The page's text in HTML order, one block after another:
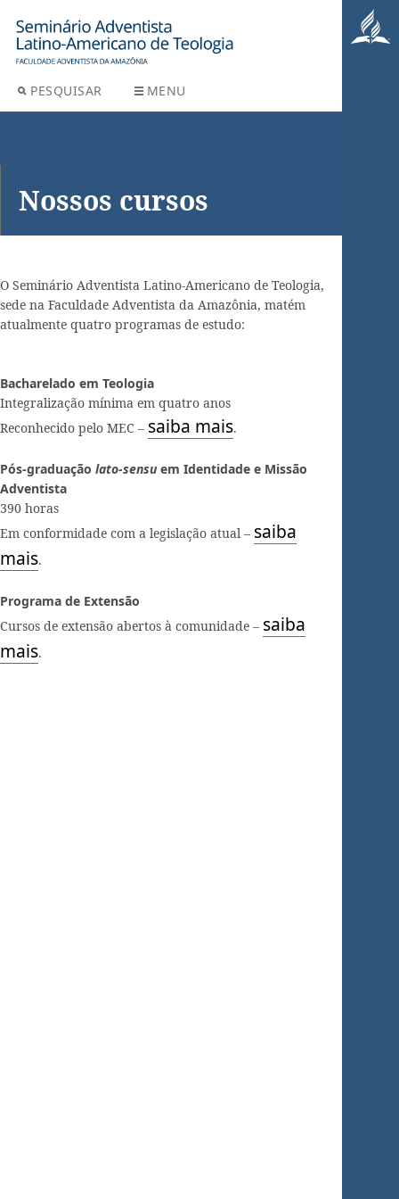
PESQUISAR MENU
Nossos cursos
O Seminário Adventista Latino-Americano de Teologia,
sede na Faculdade Adventista da Amazônia, matém
atualmente quatro programas de estudo:
Bacharelado em Teologia
Integralização mínima em quatro anos
Reconhecido pelo MEC – saiba mais.
Pós-graduação lato-sensu em Identidade e Missão
Adventista
390 horas
Em conformidade com a legislação atual – saiba
mais.
Programa de Extensão
Cursos de extensão abertos à comunidade – saiba
mais.